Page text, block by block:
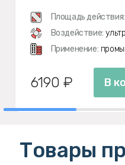
Площадь действия:
Воздействие:
Применение:
6190 ₽ В
Товары